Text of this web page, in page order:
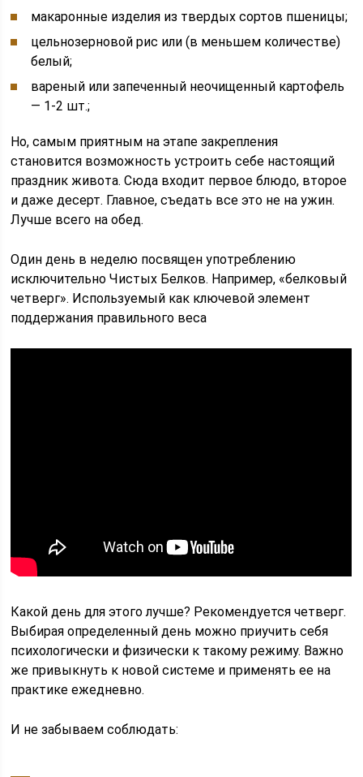
макаронные изделия из твердых сортов пшеницы;
цельнозерновой рис или (в меньшем количестве)
белый;
вареный или запеченный неочищенный картофель
— 1-2 шт.;
Но, самым приятным на этапе закрепления
становится возможность устроить себе настоящий
праздник живота. Сюда входит первое блюдо, второе
и даже десерт. Главное, съедать все это не на ужин.
Лучше всего на обед.
Один день в неделю посвящен употреблению
исключительно Чистых Белков. Например, «белковый
четверг». Используемый как ключевой элемент
поддержания правильного веса
Какой день для этого лучше? Рекомендуется четверг.
Выбирая определенный день можно приучить себя
психологически и физически к такому режиму. Важно
же привыкнуть к новой системе и применять ее на
практике ежедневно.
И не забываем соблюдать: